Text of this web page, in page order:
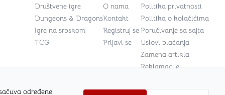
određene
Društvene igre
Dungeons & Dragons
Igre na srpskom
TCG
O nama
Kontakt
Registruj se
Prijavi se
Politika privatnosti
Politika o kolačićima
Poručivanje sa sajta
Uslovi plaćanja
Zamena artikla
Reklamacije